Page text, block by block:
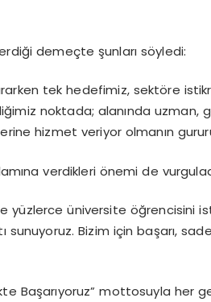
demeçte şunları söyledi:
tek hedefimiz, sektöre
noktada; alanında
hizmet veriyor olmanın
verdikleri önemi de
yüzlerce üniversite öğrencisini
sunuyoruz. Bizim için başarı,
Başarıyoruz” mottosuyla